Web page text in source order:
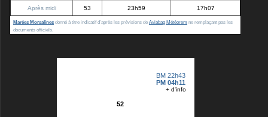
Après midi 53 23h59 17h07
Marées Morsalines donné à titre indicatif d'après les prévisions de Aviabag Météorem ne remplaçant pas les
documents officiels.